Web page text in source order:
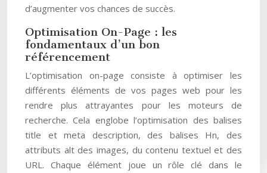
d’augmenter vos chances de succès.
Optimisation On-Page : les
fondamentaux d’un bon
référencement
L’optimisation on-page consiste à optimiser les
différents éléments de vos pages web pour les
rendre plus attrayantes pour les moteurs de
recherche. Cela englobe l’optimisation des balises
title et meta description, des balises Hn, des
attributs alt des images, du contenu textuel et des
URL. Chaque élément joue un rôle clé dans le